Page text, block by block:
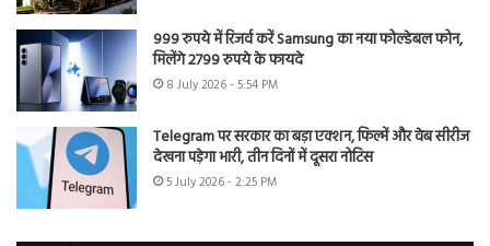
999 रुपये में रिजर्व करें Samsung का नया फोल्डेबल फोन,
मिलेंगे 2799 रुपये के फायदे
8 July 2026 - 5:54 PM
Telegram पर सरकार का बड़ा एक्शन, फिल्में और वेब सीरीज
देखना पड़ेगा भारी, तीन दिनों में दूसरा नोटिस
5 July 2026 - 2:25 PM